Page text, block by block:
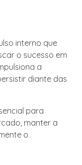
interno que
o sucesso em
a
diante das
para
manter a
o